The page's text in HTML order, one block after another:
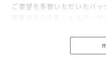
ご要望を多数いただいたバ
肩掛けもできるショルダー
鍵やキーホルダーをつける
分だけのアレンジを楽しめ